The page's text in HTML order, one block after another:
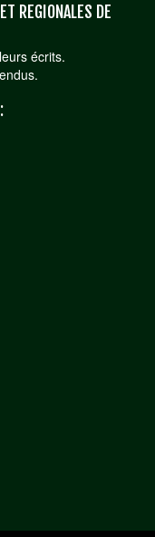
REGIONALES DE
écrits.